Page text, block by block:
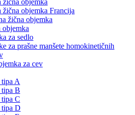
žična objemka
žična objemka Francija
žična objemka
objemka
za sedlo
za prašne manšete homokinetičnih
za cev
A
B
C
D